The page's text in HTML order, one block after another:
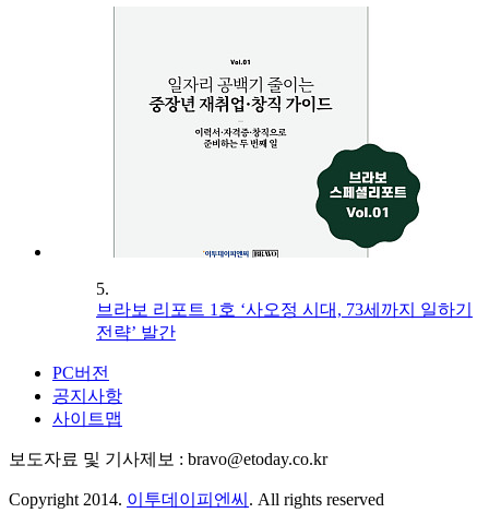
5.
브라보 리포트 1호 ‘사오정 시대, 73세까지 일하기
전략’ 발간
PC버전
공지사항
사이트맵
보도자료 및 기사제보 : bravo@etoday.co.kr
Copyright 2014. 이투데이피엔씨 . All rights reserved